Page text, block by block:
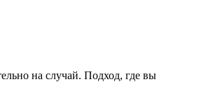
на случай. Подход, где вы